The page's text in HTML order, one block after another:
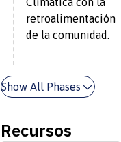
retroalimentación
de la comunidad.
Show All Phases
Recursos